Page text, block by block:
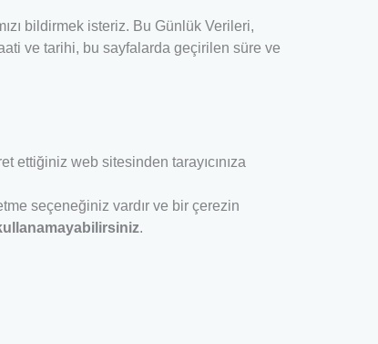
bildirmek isteriz. Bu Günlük Verileri,
ve tarihi, bu sayfalarda geçirilen süre ve
ettiğiniz web sitesinden tarayıcınıza
seçeneğiniz vardır ve bir çerezin
.